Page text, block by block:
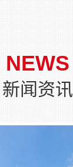
NEWS
新闻资讯